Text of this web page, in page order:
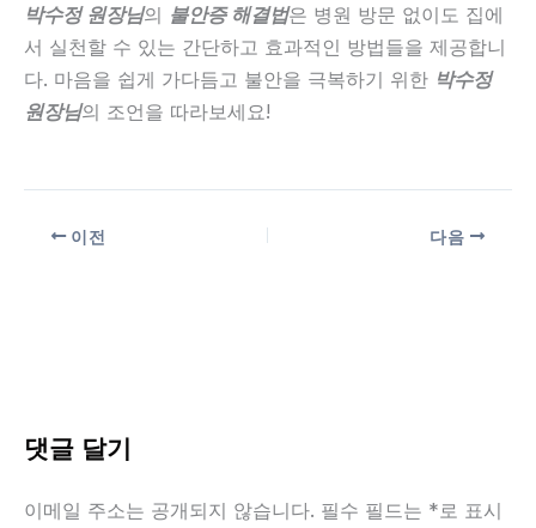
박수정 원장님의 불안증 해결법은 병원 방문 없이도 집에
서 실천할 수 있는 간단하고 효과적인 방법들을 제공합니
다. 마음을 쉽게 가다듬고 불안을 극복하기 위한 박수정
원장님의 조언을 따라보세요!
이전 다음
댓글 달기
이메일 주소는 공개되지 않습니다. 필수 필드는 * 로 표시